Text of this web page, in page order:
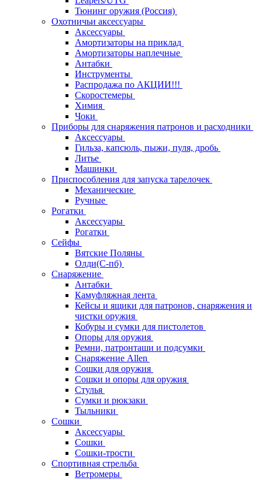
Тюнинг оружия (Россия)
Охотничьи аксессуары
Аксессуары
Амортизаторы на приклад
Амортизаторы наплечные
Антабки
Инструменты
Распродажа по АКЦИИ!!!
Скоростемеры
Химия
Чоки
Приборы для снаряжения патронов и расходники
Аксессуары
Гильза, капсюль, пыжи, пуля, дробь
Литье
Машинки
Приспособления для запуска тарелочек
Механические
Ручные
Рогатки
Аксессуары
Рогатки
Сейфы
Вятские Поляны
Олди(С-пб)
Снаряжение
Антабки
Камуфляжная лента
Кейсы и ящики для патронов, снаряжения и
чистки оружия
Кобуры и сумки для пистолетов
Опоры для оружия
Ремни, патронташи и подсумки
Снаряжение Allen
Сошки для оружия
Сошки и опоры для оружия
Стулья
Сумки и рюкзаки
Тыльники
Сошки
Аксессуары
Сошки
Сошки-трости
Спортивная стрельба
Ветромеры